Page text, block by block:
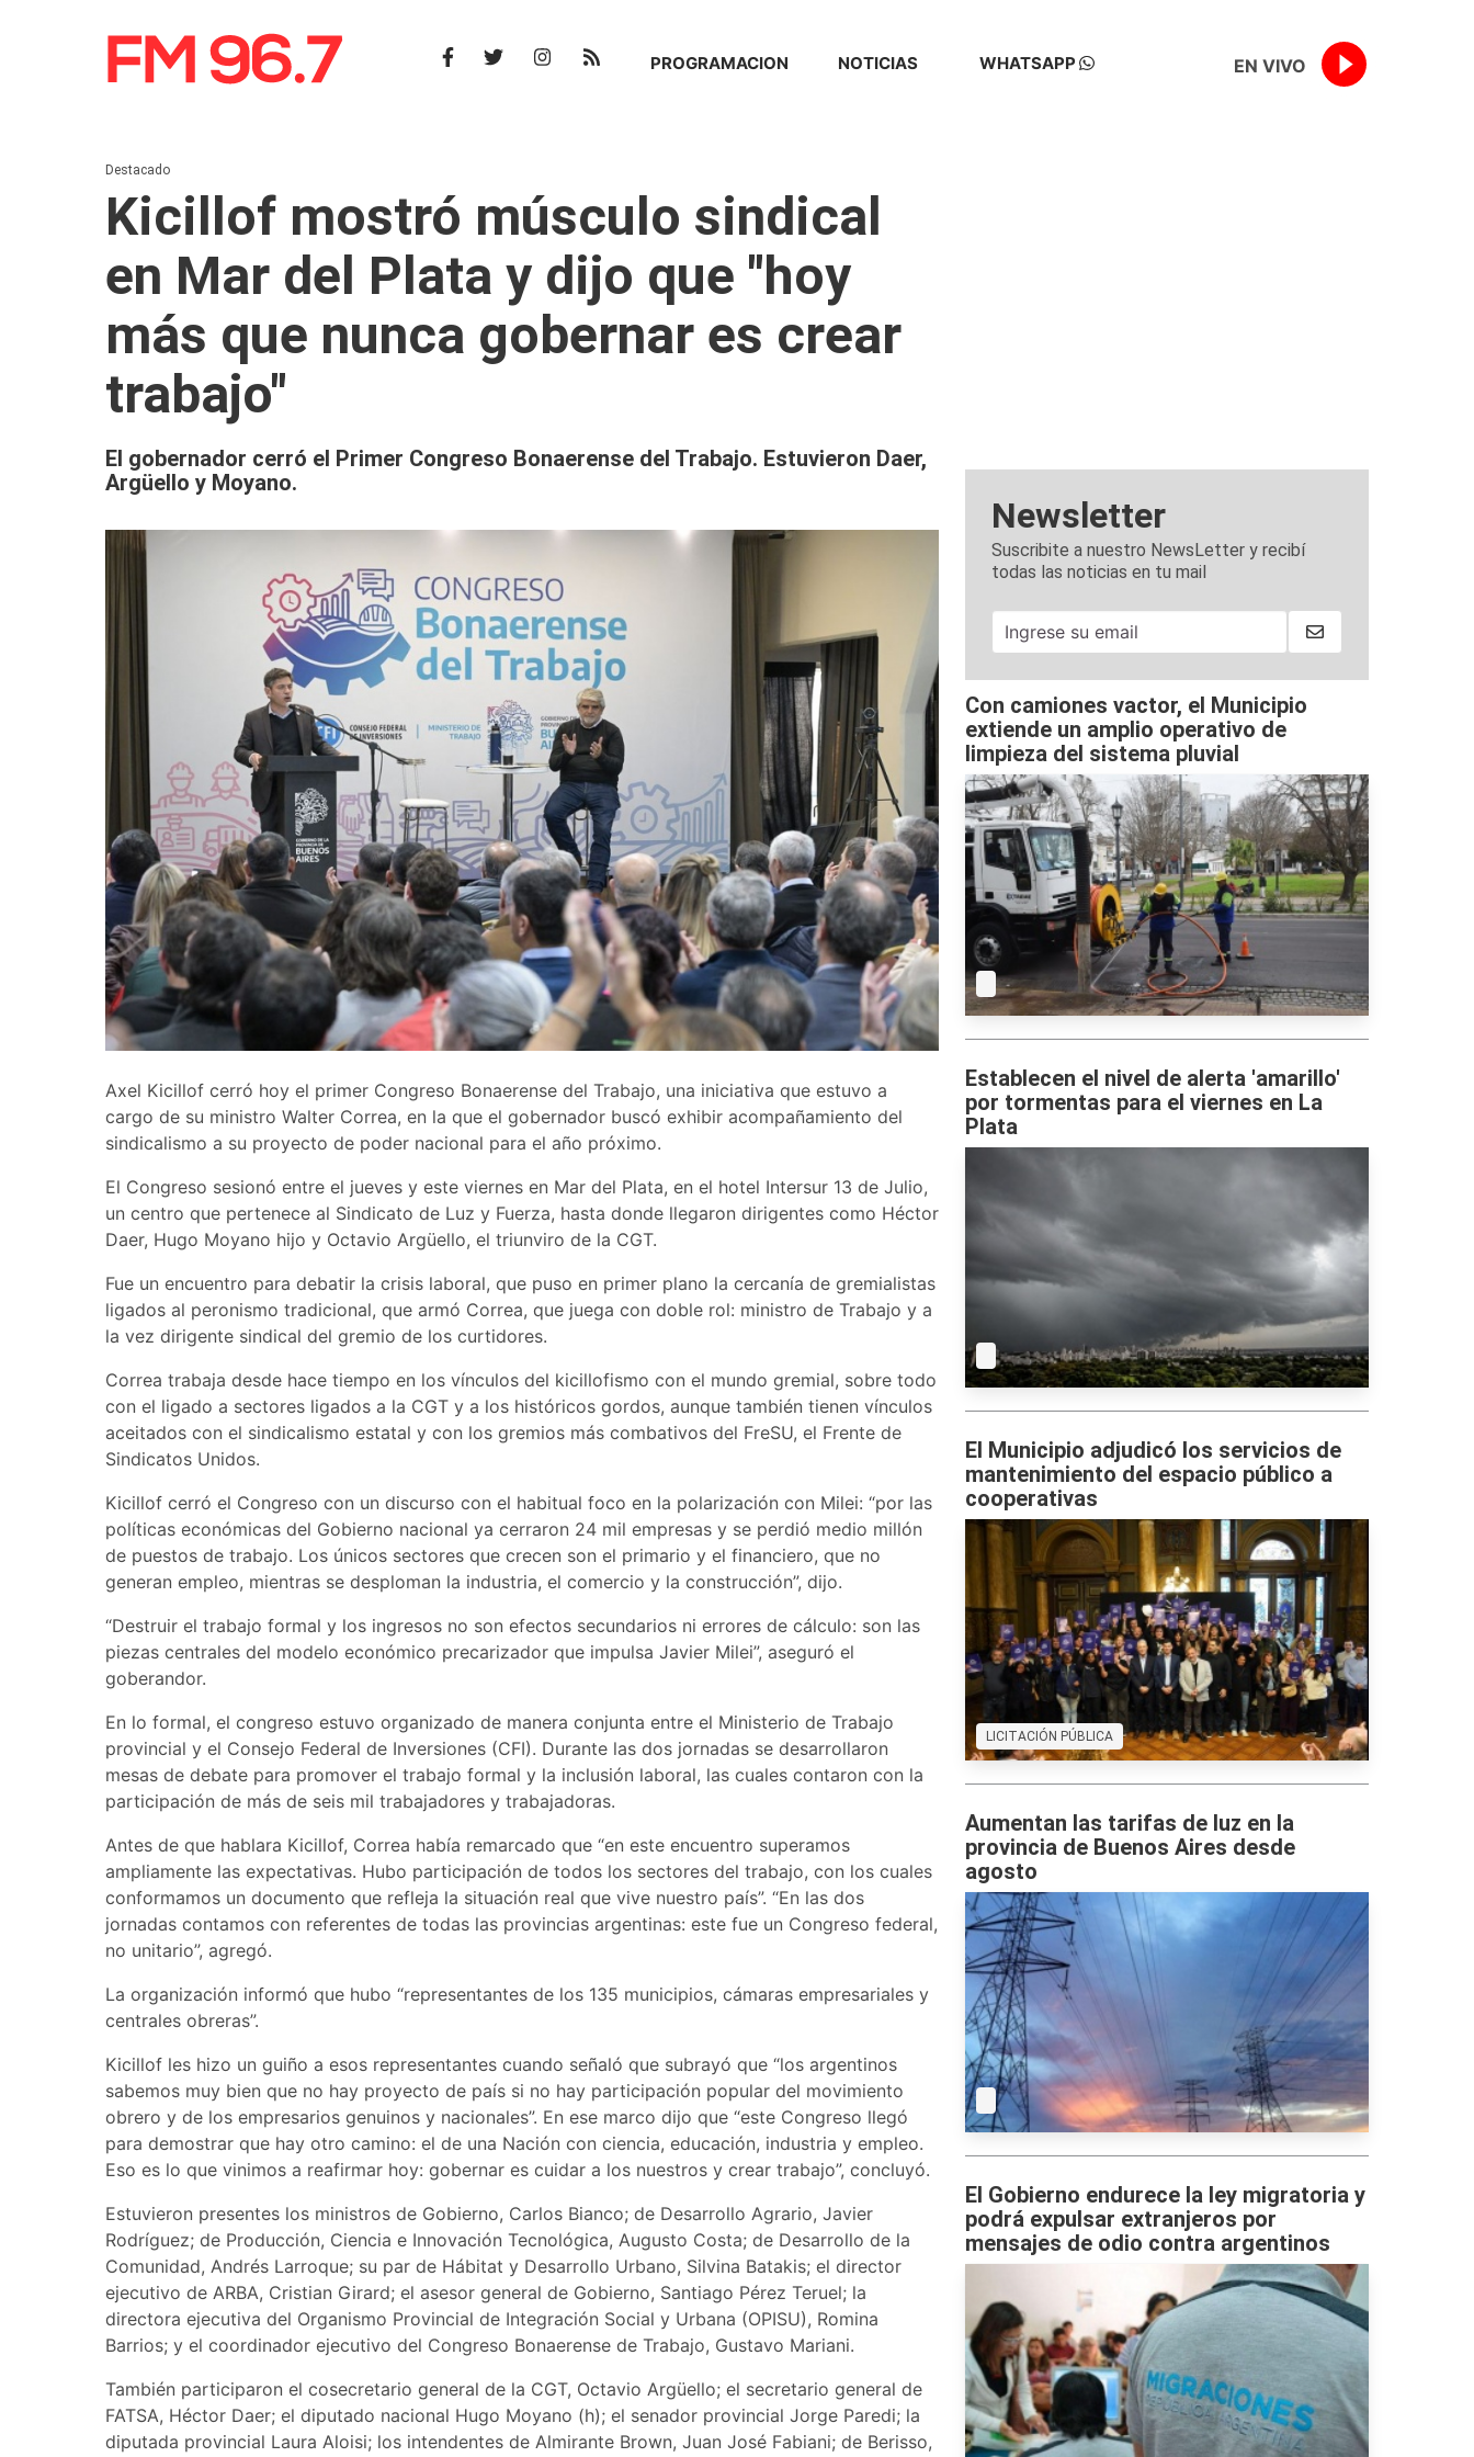
PROGRAMACION NOTICIAS WHATSAPP EN VIVO
Destacado
Kicillof mostró músculo sindical
en Mar del Plata y dijo que "hoy
más que nunca gobernar es crear
trabajo"
El gobernador cerró el Primer Congreso Bonaerense del Trabajo. Estuvieron Daer,
Argüello y Moyano.
Axel Kicillof cerró hoy el primer Congreso Bonaerense del Trabajo, una iniciativa que estuvo a
cargo de su ministro Walter Correa, en la que el gobernador buscó exhibir acompañamiento del
sindicalismo a su proyecto de poder nacional para el año próximo.
El Congreso sesionó entre el jueves y este viernes en Mar del Plata, en el hotel Intersur 13 de Julio,
un centro que pertenece al Sindicato de Luz y Fuerza, hasta donde llegaron dirigentes como Héctor
Daer, Hugo Moyano hijo y Octavio Argüello, el triunviro de la CGT.
Fue un encuentro para debatir la crisis laboral, que puso en primer plano la cercanía de gremialistas
ligados al peronismo tradicional, que armó Correa, que juega con doble rol: ministro de Trabajo y a
la vez dirigente sindical del gremio de los curtidores.
Correa trabaja desde hace tiempo en los vínculos del kicillofismo con el mundo gremial, sobre todo
con el ligado a sectores ligados a la CGT y a los históricos gordos, aunque también tienen vínculos
aceitados con el sindicalismo estatal y con los gremios más combativos del FreSU, el Frente de
Sindicatos Unidos.
Kicillof cerró el Congreso con un discurso con el habitual foco en la polarización con Milei: “por las
políticas económicas del Gobierno nacional ya cerraron 24 mil empresas y se perdió medio millón
de puestos de trabajo. Los únicos sectores que crecen son el primario y el financiero, que no
generan empleo, mientras se desploman la industria, el comercio y la construcción”, dijo.
“Destruir el trabajo formal y los ingresos no son efectos secundarios ni errores de cálculo: son las
piezas centrales del modelo económico precarizador que impulsa Javier Milei”, aseguró el
goberandor.
En lo formal, el congreso estuvo organizado de manera conjunta entre el Ministerio de Trabajo
provincial y el Consejo Federal de Inversiones (CFI). Durante las dos jornadas se desarrollaron
mesas de debate para promover el trabajo formal y la inclusión laboral, las cuales contaron con la
participación de más de seis mil trabajadores y trabajadoras.
Antes de que hablara Kicillof, Correa había remarcado que “en este encuentro superamos
ampliamente las expectativas. Hubo participación de todos los sectores del trabajo, con los cuales
conformamos un documento que refleja la situación real que vive nuestro país”. “En las dos
jornadas contamos con referentes de todas las provincias argentinas: este fue un Congreso federal,
no unitario”, agregó.
La organización informó que hubo “representantes de los 135 municipios, cámaras empresariales y
centrales obreras”.
Kicillof les hizo un guiño a esos representantes cuando señaló que subrayó que “los argentinos
sabemos muy bien que no hay proyecto de país si no hay participación popular del movimiento
obrero y de los empresarios genuinos y nacionales”. En ese marco dijo que “este Congreso llegó
para demostrar que hay otro camino: el de una Nación con ciencia, educación, industria y empleo.
Eso es lo que vinimos a reafirmar hoy: gobernar es cuidar a los nuestros y crear trabajo”, concluyó.
Estuvieron presentes los ministros de Gobierno, Carlos Bianco; de Desarrollo Agrario, Javier
Rodríguez; de Producción, Ciencia e Innovación Tecnológica, Augusto Costa; de Desarrollo de la
Comunidad, Andrés Larroque; su par de Hábitat y Desarrollo Urbano, Silvina Batakis; el director
ejecutivo de ARBA, Cristian Girard; el asesor general de Gobierno, Santiago Pérez Teruel; la
directora ejecutiva del Organismo Provincial de Integración Social y Urbana (OPISU), Romina
Barrios; y el coordinador ejecutivo del Congreso Bonaerense de Trabajo, Gustavo Mariani.
También participaron el cosecretario general de la CGT, Octavio Argüello; el secretario general de
FATSA, Héctor Daer; el diputado nacional Hugo Moyano (h); el senador provincial Jorge Paredi; la
diputada provincial Laura Aloisi; los intendentes de Almirante Brown, Juan José Fabiani; de Berisso,
Newsletter
Suscribite a nuestro NewsLetter y recibí
todas las noticias en tu mail
Con camiones vactor, el Municipio
extiende un amplio operativo de
limpieza del sistema pluvial
Establecen el nivel de alerta 'amarillo'
por tormentas para el viernes en La
Plata
El Municipio adjudicó los servicios de
mantenimiento del espacio público a
cooperativas
LICITACIÓN PÚBLICA
Aumentan las tarifas de luz en la
provincia de Buenos Aires desde
agosto
El Gobierno endurece la ley migratoria y
podrá expulsar extranjeros por
mensajes de odio contra argentinos